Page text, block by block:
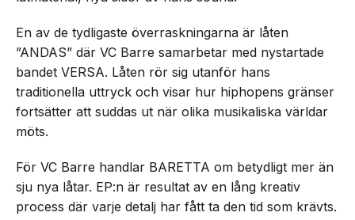
En av de tydligaste överraskningarna är låten
”ANDAS” där VC Barre samarbetar med nystartade
bandet VERSA. Låten rör sig utanför hans
traditionella uttryck och visar hur hiphopens gränser
fortsätter att suddas ut när olika musikaliska världar
möts.
För VC Barre handlar BARETTA om betydligt mer än
sju nya låtar. EP:n är resultat av en lång kreativ
process där varje detalj har fått ta den tid som krävts.